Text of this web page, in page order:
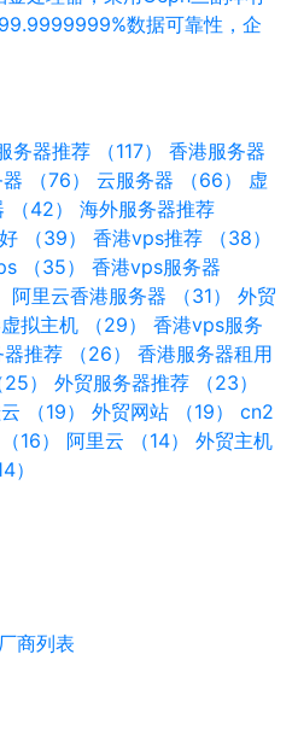
数据可靠性，企
务器推荐 （117）
香港服务器
（76） 云服务器 （66）
虚
42）
海外服务器推荐
（39）
香港vps推荐 （38）
（35）
香港vps服务器
阿里云香港服务器 （31）
外贸
拟主机 （29）
香港vps服务
推荐 （26）
香港服务器租用
）
外贸服务器推荐 （23）
（19） 外贸网站 （19）
cn2
16） 阿里云 （14）
外贸主机
）
商列表